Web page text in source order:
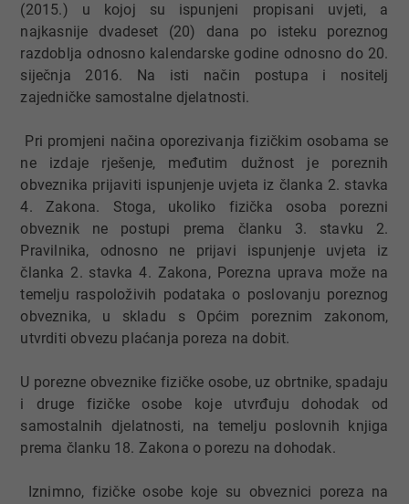
(2015.) u kojoj su ispunjeni propisani uvjeti, a
najkasnije dvadeset (20) dana po isteku poreznog
razdoblja odnosno kalendarske godine odnosno do 20.
siječnja 2016. Na isti način postupa i nositelj
zajedničke samostalne djelatnosti.
Pri promjeni načina oporezivanja fizičkim osobama se
ne izdaje rješenje, međutim dužnost je poreznih
obveznika prijaviti ispunjenje uvjeta iz članka 2. stavka
4. Zakona. Stoga, ukoliko fizička osoba porezni
obveznik ne postupi prema članku 3. stavku 2.
Pravilnika, odnosno ne prijavi ispunjenje uvjeta iz
članka 2. stavka 4. Zakona, Porezna uprava može na
temelju raspoloživih podataka o poslovanju poreznog
obveznika, u skladu s Općim poreznim zakonom,
utvrditi obvezu plaćanja poreza na dobit.
U porezne obveznike fizičke osobe, uz obrtnike, spadaju
i druge fizičke osobe koje utvrđuju dohodak od
samostalnih djelatnosti, na temelju poslovnih knjiga
prema članku 18. Zakona o porezu na dohodak.
Iznimno, fizičke osobe koje su obveznici poreza na